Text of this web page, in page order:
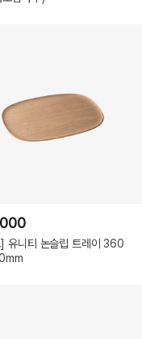
유니티 논슬립 트레이 360